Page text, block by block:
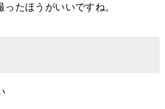
たほうがいいですね。